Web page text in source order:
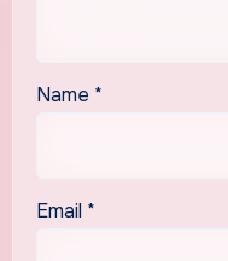
Name *
Email *